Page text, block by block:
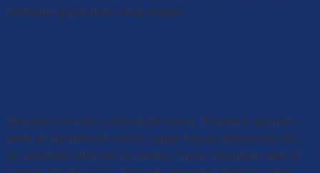
tristique ligula justo vitae magna.
Aliquam convallis sollicitudin purus. Praesent aliquam,
enim at fermentum mollis, ligula massa adipiscing nisl,
ac euismod nibh nisl eu lectus. Fusce vulputate sem at